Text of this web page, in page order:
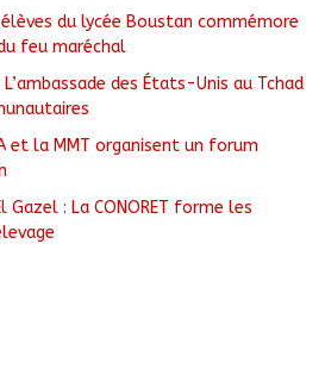
élèves du lycée Boustan commémore
feu maréchal
des États-Unis au Tchad
et la MMT organisent un forum
Gazel : La CONORET forme les